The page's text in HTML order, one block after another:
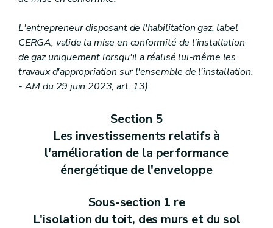
L'entrepreneur disposant de l'habilitation gaz, label
CERGA, valide la mise en conformité de l'installation
de gaz uniquement lorsqu'il a réalisé lui-même les
travaux d'appropriation sur l'ensemble de l'installation.
- AM du 29 juin 2023, art. 13)
Section 5
Les investissements relatifs à
l'amélioration de la performance
énergétique de l'enveloppe
Sous-section 1 re
L'isolation du toit, des murs et du sol